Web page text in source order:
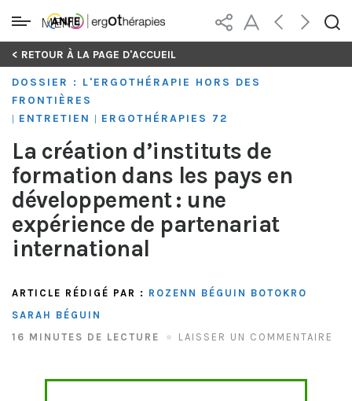
Skip
content
MENU
< RETOUR À LA PAGE D'ACCUEIL
DOSSIER : L'ERGOTHÉRAPIE HORS DES
FRONTIÈRES
ENTRETIEN ERGOTHÉRAPIES 72
La création d’instituts de
formation dans les pays en
développement : une
expérience de partenariat
international
ARTICLE RÉDIGÉ PAR : ROZENN BÉGUIN BOTOKRO
SARAH BÉGUIN
16 MINUTES DE LECTURE
LAISSER UN COMMENTAIRE